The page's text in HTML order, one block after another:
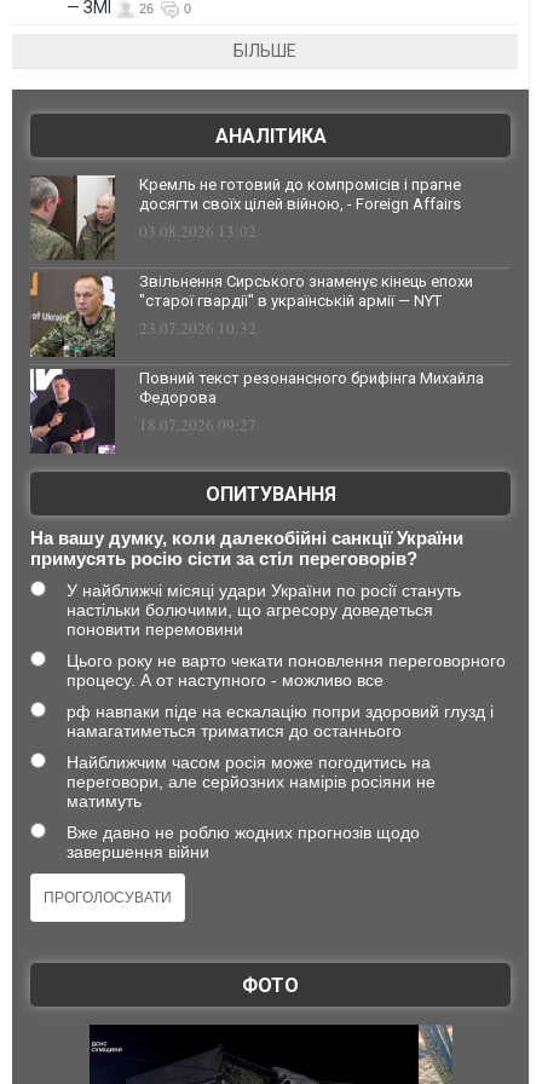
— ЗМІ 26 0
БІЛЬШЕ
АНАЛІТИКА
Кремль не готовий до компромісів і прагне
досягти своїх цілей війною, - Foreign Affairs
03.08.2026 13:02
Звільнення Сирського знаменує кінець епохи
"старої гвардії" в українській армії — NYT
23.07.2026 10:32
Повний текст резонансного брифінга Михайла
Федорова
18.07.2026 09:27
ОПИТУВАННЯ
На вашу думку, коли далекобійні санкції України
примусять росію сісти за стіл переговорів?
У найближчі місяці удари України по росії стануть
настільки болючими, що агресору доведеться
поновити перемовини
Цього року не варто чекати поновлення переговорного
процесу. А от наступного - можливо все
рф навпаки піде на ескалацію попри здоровий глузд і
намагатиметься триматися до останнього
Найближчим часом росія може погодитись на
переговори, але серйозних намірів росіяни не
матимуть
Вже давно не роблю жодних прогнозів щодо
завершення війни
ФОТО